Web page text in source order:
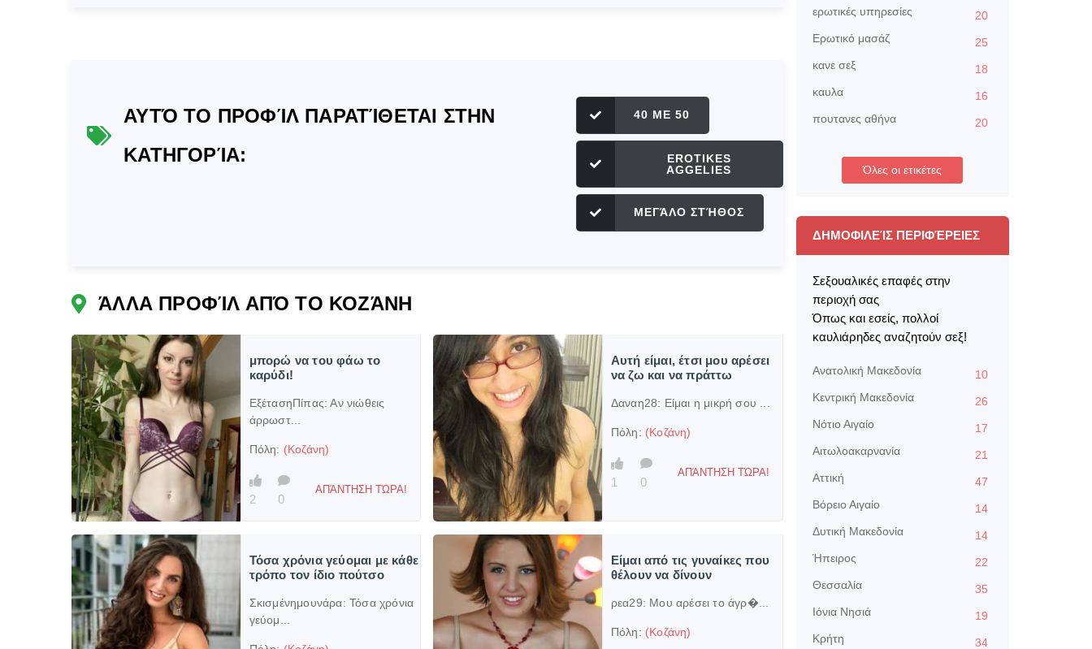
ΑΥΤΌ ΤΟ ΠΡΟΦΊΛ ΠΑΡΑΤΊΘΕΤΑΙ ΣΤΗΝ
ΚΑΤΗΓΟΡΊΑ:
40 ME 50
EROTIKES
AGGELIES
ΜΕΓΆΛΟ ΣΤΉΘΟΣ
ΆΛΛΑ ΠΡΟΦΊΛ ΑΠΌ ΤΟ ΚΟΖΆΝΗ
μπορώ να του φάω το
καρύδι!
ΕξέτασηΠίπας: Αν νιώθεις
άρρωστ...
Πόλη: (Κοζάνη)
2 0
ΑΠΆΝΤΗΣΗ ΤΏΡΑ!
Αυτή είμαι, έτσι μου αρέσει
να ζω και να πράττω
Δαναη28: Είμαι η μικρή σου ...
Πόλη: (Κοζάνη)
1 0
ΑΠΆΝΤΗΣΗ ΤΏΡΑ!
Τόσα χρόνια γεύομαι με κάθε
τρόπο τον ίδιο πούτσο
Σκισμένημουνάρα: Τόσα χρόνια
γεύομ...
Είμαι από τις γυναίκες που
θέλουν να δίνουν
ρεα29: Μου αρέσει το άγρ�...
Πόλη: (Κοζάνη)
ερωτικές υπηρεσίες
20
Ερωτικό μασάζ
25
κανε σεξ
18
καυλα
16
πουτανες αθήνα
20
Όλες οι ετικέτες
ΔΗΜΟΦΙΛΕΊΣ ΠΕΡΙΦΈΡΕΙΕΣ
Σεξουαλικές επαφές στην
περιοχή σας
Όπως και εσείς, πολλοί
καυλιάρηδες αναζητούν σεξ!
Aνατολική Μακεδονία
10
Kεντρική Μακεδονία
26
Nότιο Αιγαίο
17
Αιτωλοακαρνανία
21
Αττική
47
Βόρειο Αιγαίο
14
Δυτική Μακεδονία
14
Ήπειρος
22
Θεσσαλία
35
Ιόνια Νησιά
19
Κρήτη
34